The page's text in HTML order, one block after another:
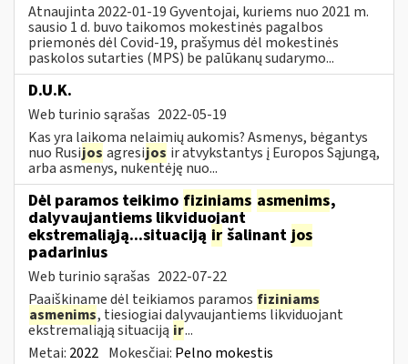
Atnaujinta 2022-01-19 Gyventojai, kuriems nuo 2021 m.
sausio 1 d. buvo taikomos mokestinės pagalbos
priemonės dėl Covid-19, prašymus dėl mokestinės
paskolos sutarties (MPS) be palūkanų sudarymo...
D.U.K.
Web turinio sąrašas 2022-05-19
Kas yra laikoma nelaimių aukomis? Asmenys, bėgantys
nuo Rusijos agresijos ir atvykstantys į Europos Sąjungą,
arba asmenys, nukentėję nuo...
Dėl paramos teikimo fiziniams asmenims,
dalyvaujantiems likviduojant
ekstremaliąją...situaciją ir šalinant jos
padarinius
Web turinio sąrašas 2022-07-22
Paaiškiname dėl teikiamos paramos fiziniams
asmenims, tiesiogiai dalyvaujantiems likviduojant
ekstremaliąją situaciją ir...
Metai: 2022 Mokesčiai: Pelno mokestis